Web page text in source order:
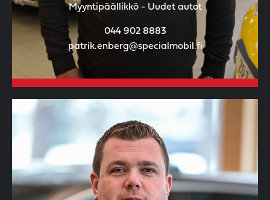
Myyntipäällikkö - Uudet autot
044 902 8883
patrik.enberg@specialmobil.fi